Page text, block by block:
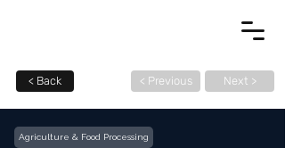
< Back < Previous Next >
Agriculture & Food Processing